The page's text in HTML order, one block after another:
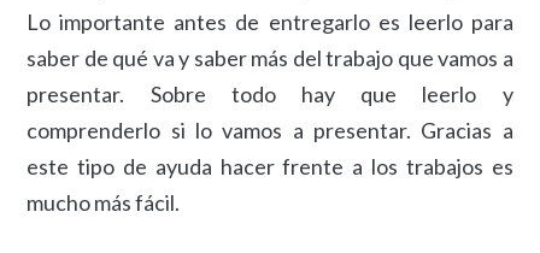
Lo importante antes de entregarlo es leerlo para
saber de qué va y saber más del trabajo que vamos a
presentar. Sobre todo hay que leerlo y
comprenderlo si lo vamos a presentar. Gracias a
este tipo de ayuda hacer frente a los trabajos es
mucho más fácil.